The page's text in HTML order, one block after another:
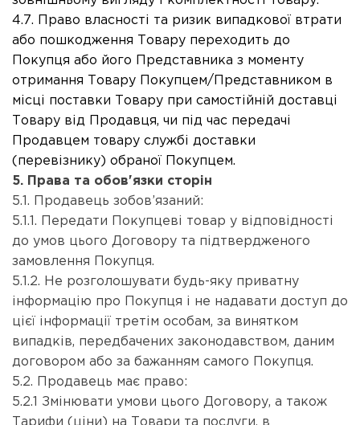
4.7. Право власності та ризик випадкової втрати
або пошкодження Товару переходить до
Покупця або його Представника з моменту
отримання Товару Покупцем/Представником в
місці поставки Товару при самостійній доставці
Товару від Продавця, чи під час передачі
Продавцем товару службі доставки
(перевізнику) обраної Покупцем.
5. Права та обов'язки сторін
5.1. Продавець зобов’язаний:
5.1.1. Передати Покупцеві товар у відповідності
до умов цього Договору та підтвердженого
замовлення Покупця.
5.1.2. Не розголошувати будь-яку приватну
інформацію про Покупця і не надавати доступ до
цієї інформації третім особам, за винятком
випадків, передбачених законодавством, даним
договором або за бажанням самого Покупця.
5.2. Продавець має право:
5.2.1 Змінювати умови цього Договору, а також
Тарифи (ціни) на Товари та послуги, в